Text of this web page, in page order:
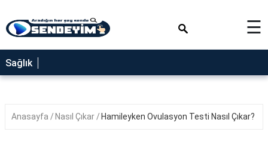
SAĞLIK
NEDİR
YEMEK
☰
Sağlık
Anasayfa Nasıl Çıkar Hamileyken Ovulasyon Testi Nasıl Çıkar?